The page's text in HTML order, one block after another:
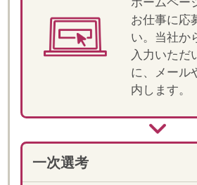
より電話でお仕事の詳細説
明と条件・ご経験の確認を
します。
行の上、就業先へ訪問がで